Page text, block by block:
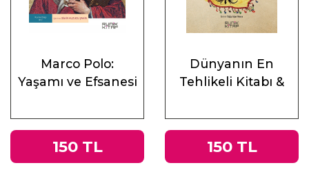
Marco Polo:
Yaşamı ve Efsanesi
150 TL
Dünyanın En
Tehlikeli Kitabı &
İmparatorluğu’ndan
Tacitus’un
150 TL